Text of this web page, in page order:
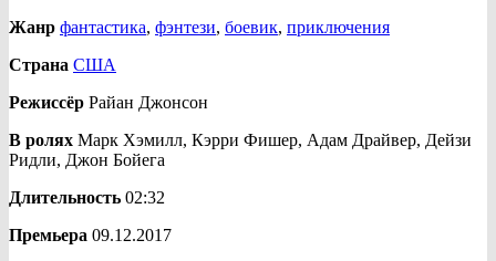
Жанр фантастика, фэнтези, боевик, приключения
Страна США
Режиссёр Райан Джонсон
В ролях Марк Хэмилл, Кэрри Фишер, Адам Драйвер, Дейзи
Ридли, Джон Бойега
Длительность 02:32
Премьера 09.12.2017